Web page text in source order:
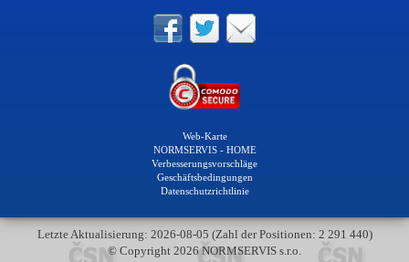
Web-Karte
NORMSERVIS - HOME
Verbesserungsvorschläge
Geschäftsbedingungen
Datenschutzrichtlinie
Letzte Aktualisierung: 2026-08-05 (Zahl der Positionen: 2 291 440)
© Copyright 2026 NORMSERVIS s.r.o.